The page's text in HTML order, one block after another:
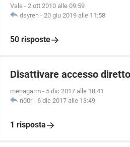
Vale - 2 ott 2010 alle 09:59
dsyren - 20 giu 2019 alle 11:58
50 risposte
Disattivare accesso
menagarm - 5 dic 2017 alle 18:41
n00r - 6 dic 2017 alle 13:49
1 risposta